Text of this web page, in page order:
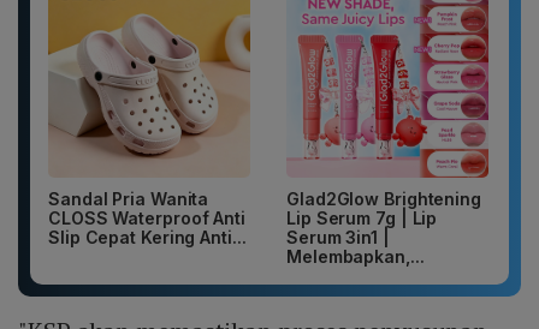
Sandal Pria Wanita
CLOSS Waterproof Anti
Slip Cepat Kering Anti...
Glad2Glow Brightening
Lip Serum 7g | Lip
Serum 3in1 |
Melembapkan,...